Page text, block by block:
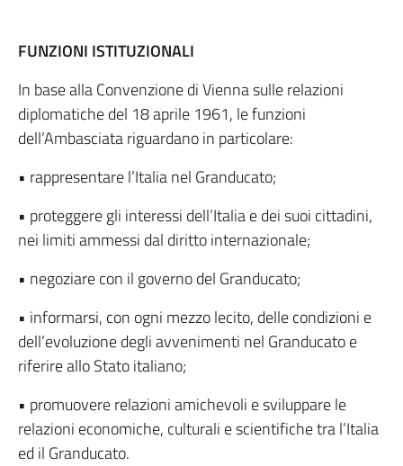
FUNZIONI ISTITUZIONALI
In base alla Convenzione di Vienna sulle relazioni
diplomatiche del 18 aprile 1961, le funzioni
dell’Ambasciata riguardano in particolare:
• rappresentare l’Italia nel Granducato;
• proteggere gli interessi dell’Italia e dei suoi cittadini,
nei limiti ammessi dal diritto internazionale;
• negoziare con il governo del Granducato;
• informarsi, con ogni mezzo lecito, delle condizioni e
dell’evoluzione degli avvenimenti nel Granducato e
riferire allo Stato italiano;
• promuovere relazioni amichevoli e sviluppare le
relazioni economiche, culturali e scientifiche tra l’Italia
ed il Granducato.